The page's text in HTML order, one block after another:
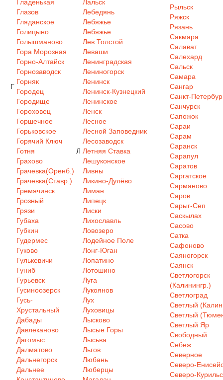
Г
Гладенькая
Глазов
Гляданское
Голицыно
Голышманово
Гора Морозная
Горно-Алтайск
Горнозаводск
Горняк
Городец
Городище
Гороховец
Горшечное
Горьковское
Горячий Ключ
Готня
Грахово
Грачевка(Оренб.)
Грачевка(Ставр.)
Гремячинск
Грозный
Грязи
Губаха
Губкин
Гудермес
Гуково
Гулькевичи
Гуниб
Гурьевск
Гусиноозерск
Гусь-
Хрустальный
Дабады
Давлеканово
Дагомыс
Далматово
Дальнегорск
Дальнее
Л
Лальск
Лебедянь
Лебяжье
Лебяжье
Лев Толстой
Леваши
Ленинградская
Лениногорск
Ленинск
Ленинск-Кузнецкий
Ленинское
Ленск
Лесное
Лесной Заповедник
Лесозаводск
Летняя Ставка
Лешуконское
Ливны
Ликино-Дулёво
Лиман
Липецк
Лиски
Лихославль
Ловозеро
Лодейное Поле
Лонг-Юган
Лопатино
Лотошино
Луга
Лукоянов
Лух
Луховицы
Лысково
Лысые Горы
Лысьва
Льгов
Любань
Люберцы
Рыльск
Ряжск
Рязань
Сакмара
Салават
Салехард
Сальск
Самара
Сангар
Санкт-
Санчурск
Сапожок
Сараи
Сарам
Саранск
Сарапул
Саратов
Саргатское
Сарманово
Саров
Сарыг-Сеп
Саскылах
Сасово
Сатка
Сафоново
Саяногорск
Саянск
Светлогорск
(Калинингр.)
Светлоград
Светлый
Светлый
Светлый Яр
Свободный
Себеж
Северное
Северо-
Северо-